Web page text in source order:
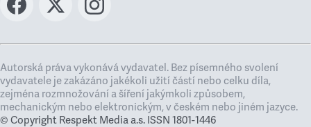
Autorská práva vykonává vydavatel. Bez písemného svolení
vydavatele je zakázáno jakékoli užití částí nebo celku díla,
zejména rozmnožování a šíření jakýmkoli způsobem,
mechanickým nebo elektronickým, v českém nebo jiném jazyce.
© Copyright Respekt Media a.s. ISSN 1801-1446